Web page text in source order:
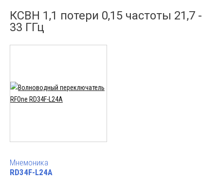
КСВН 1,1 потери 0,15 частоты 21,7 -
33 ГГц
Мнемоника
RD34F-L24A